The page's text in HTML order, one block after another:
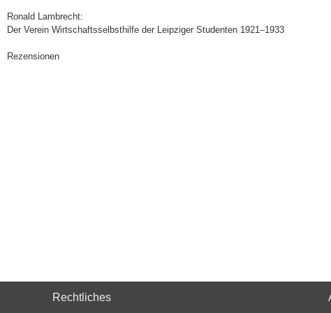
Ronald Lambrecht:
Der Verein Wirtschaftsselbsthilfe der Leipziger Studenten 1921–1933
Rezensionen
Rechtliches